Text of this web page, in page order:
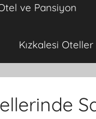
ve Pansiyon
Kızkalesi Oteller